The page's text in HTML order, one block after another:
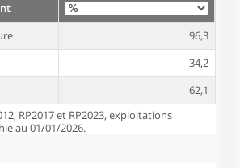
96,3
34,2
62,1
RP2017 et RP2023, exploitations
au 01/01/2026.